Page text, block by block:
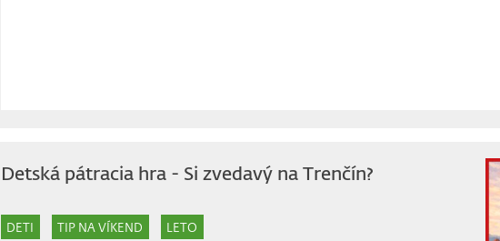
Detská pátracia hra - Si zvedavý na Trenčín?
DETI TIP NA VÍKEND LETO